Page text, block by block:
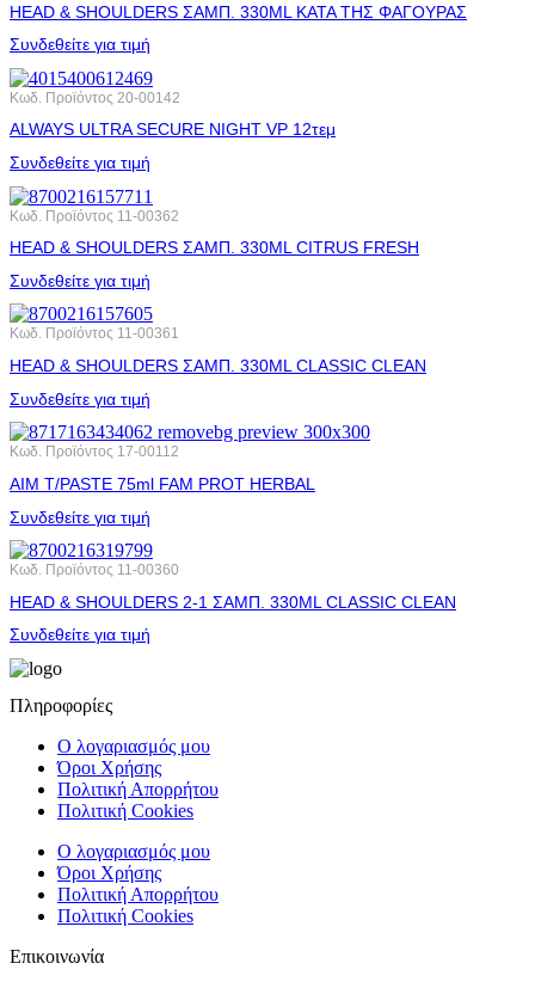
HEAD & SHOULDERS ΣΑΜΠ. 330ML ΚΑΤΑ ΤΗΣ ΦΑΓΟΥΡΑΣ
Συνδεθείτε για τιμή
Κωδ. Προϊόντος 20-00142
ALWAYS ULTRA SECURE NIGHT VP 12τεμ
Συνδεθείτε για τιμή
Κωδ. Προϊόντος 11-00362
HEAD & SHOULDERS ΣΑΜΠ. 330ML CITRUS FRESH
Συνδεθείτε για τιμή
Κωδ. Προϊόντος 11-00361
HEAD & SHOULDERS ΣΑΜΠ. 330ML CLASSIC CLEAN
Συνδεθείτε για τιμή
Κωδ. Προϊόντος 17-00112
AIM T/PASTE 75ml FAM PROT HERBAL
Συνδεθείτε για τιμή
Κωδ. Προϊόντος 11-00360
HEAD & SHOULDERS 2-1 ΣΑΜΠ. 330ML CLASSIC CLEAN
Συνδεθείτε για τιμή
Πληροφορίες
Ο λογαριασμός μου
Όροι Χρήσης
Πολιτική Απορρήτου
Πολιτική Cookies
Ο λογαριασμός μου
Όροι Χρήσης
Πολιτική Απορρήτου
Πολιτική Cookies
Επικοινωνία